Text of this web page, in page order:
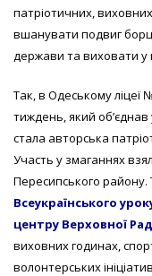
патріотичних,
вшанувати подвиг
держави та виховати у
Так, в Одеському ліцеї
тиждень, який об’єднав
стала авторська
Участь у змаганнях
Пересипського району.
Всеукраїнського
центру Верховної
виховних годинах,
волонтерських